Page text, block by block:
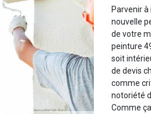
Parvenir
nouvelle
de votre
peinture
soit
de devis
comme
notoriété
Comme